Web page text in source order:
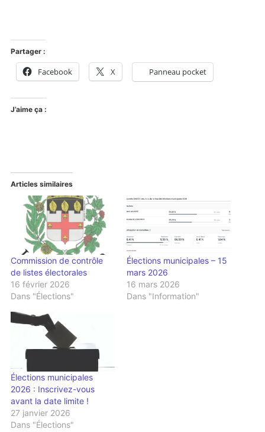
Partager :
Facebook X Panneau pocket
J’aime ça :
Articles similaires
Commission de contrôle
de listes électorales
16 février 2026
Dans "Élections"
Élections municipales – 15
mars 2026
16 mars 2026
Dans "Information"
Élections municipales
2026 : Inscrivez-vous
avant la date limite !
27 janvier 2026
Dans "Élections"